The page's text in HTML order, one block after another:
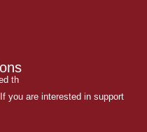
th
you are interested in support